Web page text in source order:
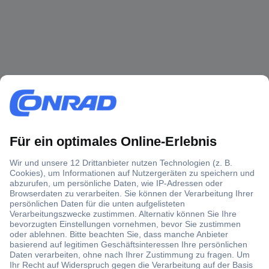
Über 1,5 Millionen Produkte
Über 6.000 Marken
Angebotsservice
Kostenlose Lieferung ab € 57,50– exkl. MwSt.